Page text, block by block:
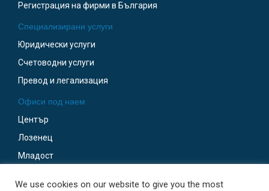
Регистрация на фирми в България
Специализирани услуги
Юридически услуги
Счетоводни услуги
Превод и легализация
Офиси под наем
Център
Лозенец
Младост
We use cookies on our website to give you the most